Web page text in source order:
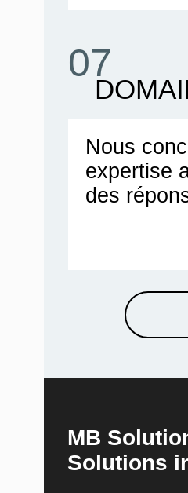
07
Nous
expertise
des
MB
Solutions